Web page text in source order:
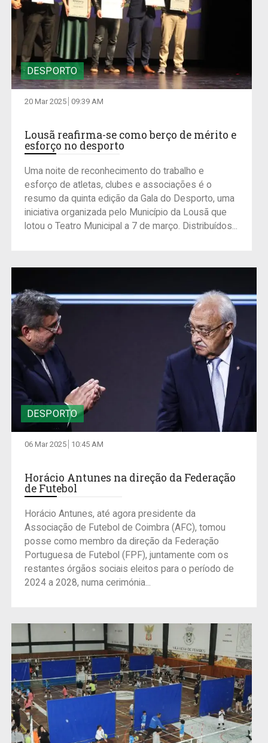
DESPORTO
20 Mar 2025 09:39 AM
Lousã reafirma-se como berço de mérito e
esforço no desporto
Uma noite de reconhecimento do trabalho e
esforço de atletas, clubes e associações é o
resumo da quinta edição da Gala do Desporto, uma
iniciativa organizada pelo Município da Lousã que
lotou o Teatro Municipal a 7 de março. Distribuídos...
DESPORTO
06 Mar 2025 10:45 AM
Horácio Antunes na direção da Federação
de Futebol
Horácio Antunes, até agora presidente da
Associação de Futebol de Coimbra (AFC), tomou
posse como membro da direção da Federação
Portuguesa de Futebol (FPF), juntamente com os
restantes órgãos sociais eleitos para o período de
2024 a 2028, numa cerimónia...